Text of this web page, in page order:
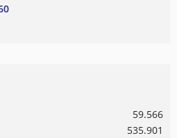
59.566
535.901